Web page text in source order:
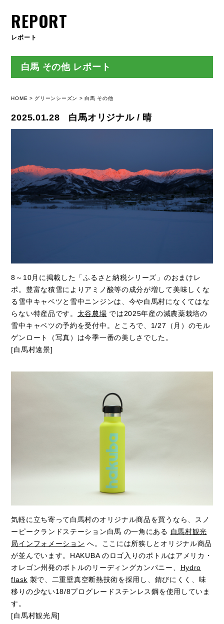
REPORT
レポート
白馬 その他 レポート
HOME グリーンシーズン 白馬 その他
2025.01.28 白馬オリジナル / 晴
8～10月に掲載した「ふるさと納税シリーズ」のおまけレ
ポ。豊富な積雪によりアミノ酸等の成分が増して美味しくな
る雪中キャベツと雪中ニンジンは、今や白馬村になくてはな
らない特産品です。 太谷農場 では2025年産の減農薬栽培の
雪中キャベツの予約を受付中。ところで、1/27（月）のモル
ゲンロート（写真）は今季一番の美しさでした。
[白馬村遠景]
気軽に立ち寄って白馬村のオリジナル商品を買うなら、スノ
ーピークランドステーション白馬 の一角にある 白馬村観光
局インフォメーション へ。ここには所狭しとオリジナル商品
が並んでいます。HAKUBA のロゴ入りのボトルはアメリカ・
オレゴン州発のボトルのリーディングカンパニー、 Hydro
flask 製で、二重壁真空断熱技術を採用し、錆びにくく、味
移りの少ない18/8プログレードステンレス鋼を使用していま
す。
[白馬村観光局]